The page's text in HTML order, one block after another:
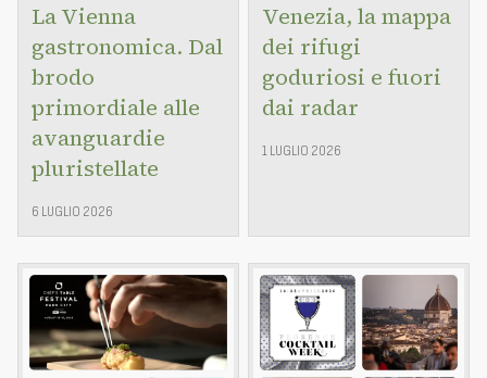
La Vienna
gastronomica. Dal
brodo
primordiale alle
avanguardie
pluristellate
6 LUGLIO 2026
Venezia, la mappa
dei rifugi
goduriosi e fuori
dai radar
1 LUGLIO 2026